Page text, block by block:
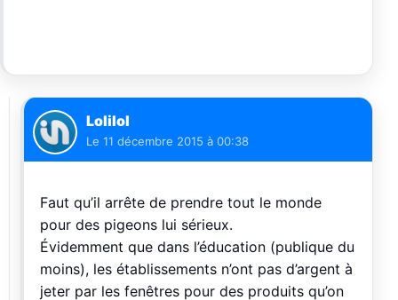
Lolilol
Le 11 décembre 2015 à 00:38
Faut qu’il arrête de prendre tout le monde
pour des pigeons lui sérieux.
Évidemment que dans l’éducation (publique du
moins), les établissements n’ont pas d’argent à
jeter par les fenêtres pour des produits qu’on